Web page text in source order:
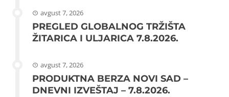
avgust 7, 2026
PREGLED GLOBALNOG TRŽIŠTA
ŽITARICA I ULJARICA 7.8.2026.
avgust 7, 2026
PRODUKTNA BERZA NOVI SAD –
DNEVNI IZVEŠTAJ – 7.8.2026.